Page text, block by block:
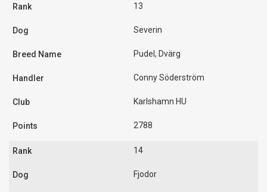
13
Severin
Pudel, Dvärg
Conny Söderström
Karlshamn HU
2788
14
Fjodor